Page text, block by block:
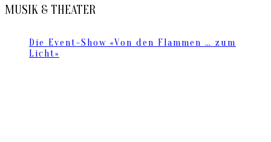
MUSIK & THEATER
Die Event-Show «Von den Flammen … zum
Licht»